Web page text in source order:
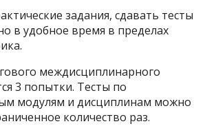
задания, сдавать тесты
в удобное время в пределах
междисциплинарного
3 попытки. Тесты по
модулям и дисциплинам можно
количество раз.